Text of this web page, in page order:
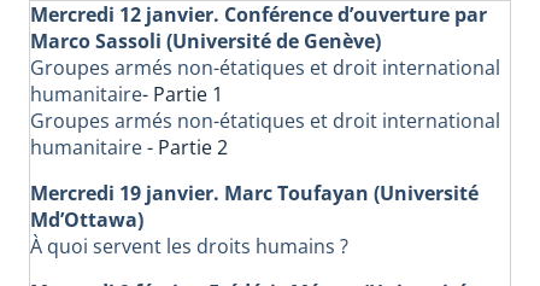
Mercredi 12 janvier. Conférence d’ouverture par
Marco Sassoli (Université de Genève)
Groupes armés non-étatiques et droit international
humanitaire- Partie 1
Groupes armés non-étatiques et droit international
humanitaire- Partie 2
Mercredi 19 janvier. Marc Toufayan (Université
Md’Ottawa)
À quoi servent les droits humains ?